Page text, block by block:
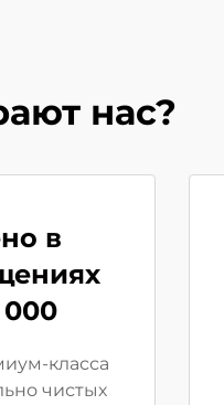
нас?
в
000
класса
чистых